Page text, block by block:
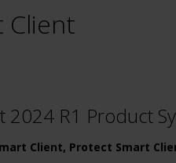
Client
2024 R1 Product
Client, Protect Smart